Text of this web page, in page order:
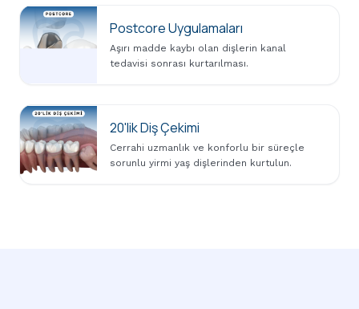
Postcore Uygulamaları
Aşırı madde kaybı olan dişlerin kanal
tedavisi sonrası kurtarılması.
20'lik Diş Çekimi
Cerrahi uzmanlık ve konforlu bir süreçle
sorunlu yirmi yaş dişlerinden kurtulun.